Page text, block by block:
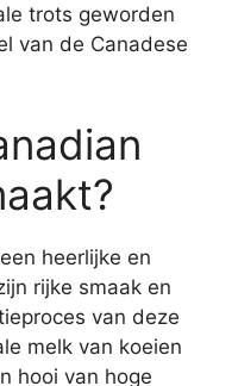
trots geworden
van de Canadese
heerlijke en
rijke smaak en
van deze
melk van koeien
hooi van hoge